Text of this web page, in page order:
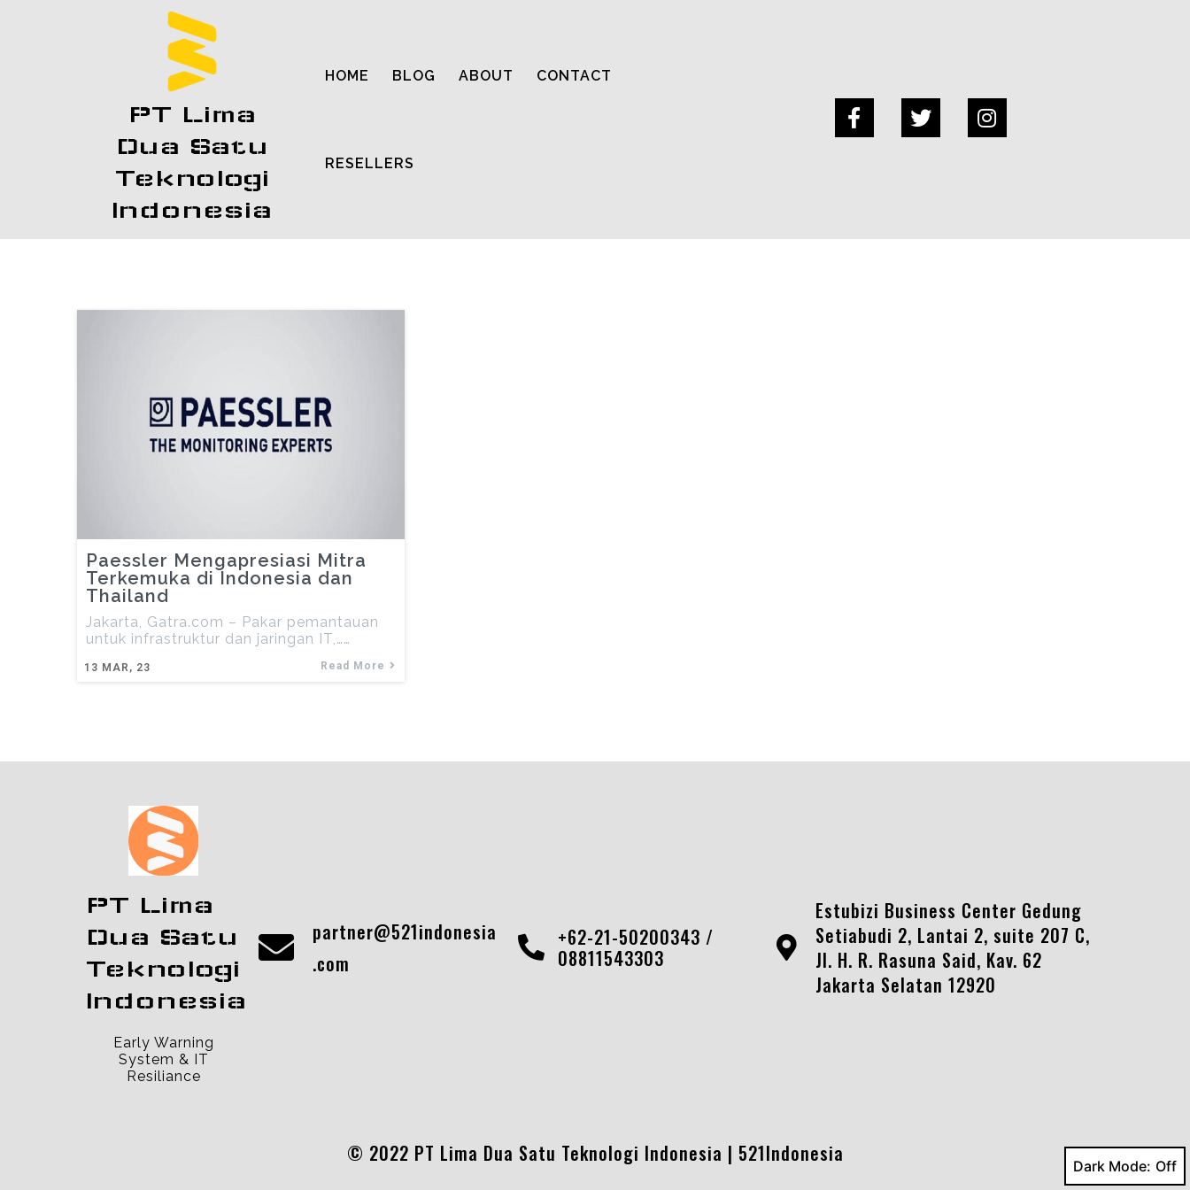
PT Lima
Dua Satu
Teknologi
Indonesia
HOME BLOG ABOUT CONTACT
RESELLERS
Paessler Mengapresiasi Mitra
Terkemuka di Indonesia dan
Thailand
13 MAR, 23
Jakarta, Gatra.com – Pakar pemantauan
untuk infrastruktur dan jaringan IT,……
Read More
PT Lima
Dua Satu
Teknologi
Indonesia
Early Warning
System & IT
Resiliance
partner@521indonesia
.com
+62-21-50200343 /
08811543303
Estubizi Business Center Gedung
Setiabudi 2, Lantai 2, suite 207 C,
Jl. H. R. Rasuna Said, Kav. 62
Jakarta Selatan 12920
© 2022 PT Lima Dua Satu Teknologi Indonesia | 521Indonesia
Dark Mode: